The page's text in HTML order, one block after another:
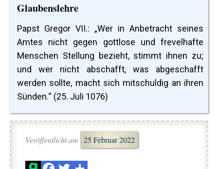
Glaubenslehre
Papst Gregor VII.: „Wer in Anbetracht seines
Amtes nicht gegen gottlose und frevelhafte
Menschen Stellung bezieht, stimmt ihnen zu;
und wer nicht abschafft, was abgeschafft
werden sollte, macht sich mitschuldig an ihren
Sünden.“ (25. Juli 1076)
Veröffentlicht am 25 Februar 2022